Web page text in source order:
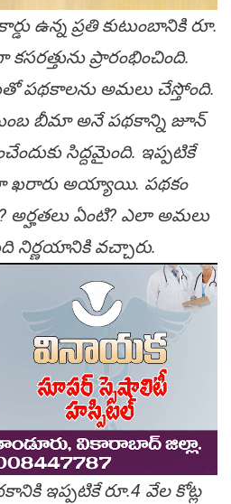
ఉన్న ప్రతి కుటుంబానికి రూ.
ప్రారంభించింది.
పథకాలను అమలు చేస్తోంది.
బీమా అనే పథకాన్ని జూన్
సిద్దమైంది. ఇప్పటికే
ఖరారు అయ్యాయి. పథకం
అర్హతలు ఏంటి? ఎలా అమలు
నిర్ణయానికి వచ్చారు.
ఇప్పటికే రూ.4 వేల కోట్ల